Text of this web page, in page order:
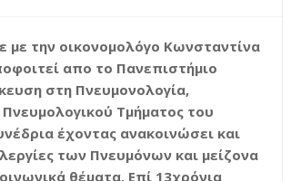
με την οικονομολόγο Κωνσταντίνα
απο το Πανεπιστήμιο
στη Πνευμονολογία,
Τμήματος του
έχοντας ανακοινώσει και
των Πνευμόνων και μείζονα
θέματα. Επί 13χρόνια